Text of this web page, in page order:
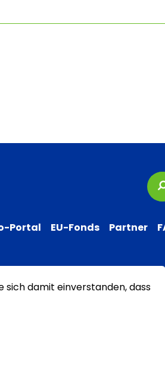
Portal EU-Fonds Partner
sich damit einverstanden, dass